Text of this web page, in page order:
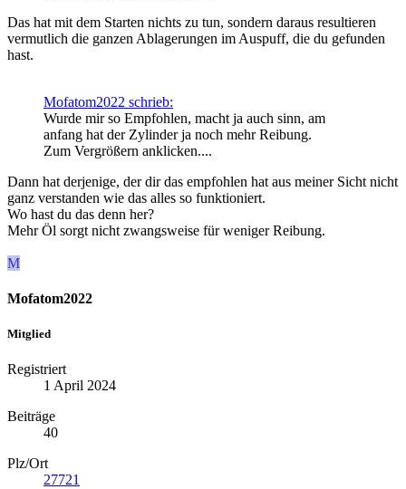
Das hat mit dem Starten nichts zu tun, sondern daraus resultieren
vermutlich die ganzen Ablagerungen im Auspuff, die du gefunden
hast.
Mofatom2022 schrieb:
Wurde mir so Empfohlen, macht ja auch sinn, am
anfang hat der Zylinder ja noch mehr Reibung.
Zum Vergrößern anklicken....
Dann hat derjenige, der dir das empfohlen hat aus meiner Sicht nicht
ganz verstanden wie das alles so funktioniert.
Wo hast du das denn her?
Mehr Öl sorgt nicht zwangsweise für weniger Reibung.
M
Mofatom2022
Mitglied
Registriert
1 April 2024
Beiträge
40
Plz/Ort
27721